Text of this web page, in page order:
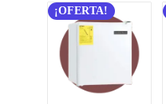
¡OFERTA!